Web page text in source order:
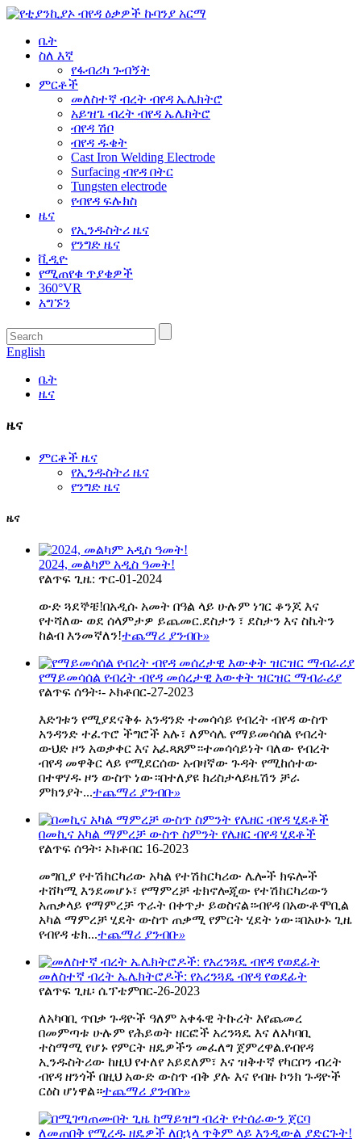
ቤት
ስለ እኛ
የፋብሪካ ጉብኝት
ምርቶች
መለስተኛ ብረት ብየዳ ኤሌክትሮ
አይዝጌ ብረት ብየዳ ኤሌክትሮ
ብየዳ ሽቦ
ብየዳ ዱቄት
Cast Iron Welding Electrode
Surfacing ብየዳ በትር
Tungsten electrode
የብየዳ ፍሉክስ
ዜና
የኢንዱስትሪ ዜና
የንግድ ዜና
ቪዲዮ
የሚጠየቁ ጥያቄዎች
360°VR
አግኙን
English
ቤት
ዜና
ዜና
ምርቶች ዜና
የኢንዱስትሪ ዜና
የንግድ ዜና
ዜና
2024, መልካም አዲስ ዓመት!
የልጥፍ ጊዜ: ጥር-01-2024
ውድ ጓደኞቼ!በአዲሱ አመት በዓል ላይ ሁሉም ነገር ቆንጆ እና
የተሻለው ወደ ሰላምታዎ ይጨመር.ደስታን ፣ ደስታን እና ስኬትን
ከልብ እንመኛለን!ተጨማሪ ያንብቡ»
የማይመሳሰል የብረት ብየዳ መሰረታዊ እውቀት ዝርዝር ማብራሪያ
የልጥፍ ሰዓት፡- ኦክቶበር-27-2023
እድገቱን የሚያደናቅፉ አንዳንድ ተመሳሳይ የብረት ብየዳ ውስጥ
አንዳንድ ተፈጥሮ ችግሮች አሉ፣ ለምሳሌ የማይመሳሰል የብረት
ውህድ ዞን አወቃቀር እና አፈጻጸም።ተመሳሳይነት ባለው የብረት
ብየዳ መዋቅር ላይ የሚደርሰው አብዛኛው ጉዳት የሚከሰተው
በተዋሃዱ ዞን ውስጥ ነው።በተለያዩ ክሪስታላይዜሽን ቻራ
ምክንያት...ተጨማሪ ያንብቡ»
በመኪና አካል ማምረቻ ውስጥ ስምንት የሌዘር ብየዳ ሂደቶች
የልጥፍ ሰዓት፡ ኦክቶበር 16-2023
መግቢያ የተሽከርካሪው አካል የተሽከርካሪው ሌሎች ክፍሎች
ተሸካሚ እንደመሆኑ፣ የማምረቻ ቴክኖሎጂው የተሽከርካሪውን
አጠቃላይ የማምረቻ ጥራት በቀጥታ ይወስናል።ብየዳ በአውቶሞቢል
አካል ማምረቻ ሂደት ውስጥ ጠቃሚ የምርት ሂደት ነው።በአሁኑ ጊዜ
የብየዳ ቴክ...ተጨማሪ ያንብቡ»
መለስተኛ ብረት ኤሌክትሮዶች: የአረንጓዴ ብየዳ የወደፊት
የልጥፍ ጊዜ፡ ሴፕቴምበር-26-2023
ለአካባቢ ጥበቃ ጉዳዮች ዓለም አቀፋዊ ትኩረት እየጨመረ
በመምጣቱ ሁሉም የሕይወት ዘርፎች አረንጓዴ እና ለአካባቢ
ተስማሚ የሆኑ የምርት ዘዴዎችን መፈለግ ጀምረዋል.የብየዳ
ኢንዱስትሪው ከዚህ የተለየ አይደለም፣ እና ዝቅተኛ የካርቦን ብረት
ብየዳ ዘንጎች በዚህ አውድ ውስጥ ብቅ ያሉ እና የብዙ ኮንክ ጉዳዮች
ርዕስ ሆነዋል።ተጨማሪ ያንብቡ»